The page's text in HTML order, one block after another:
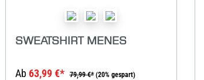
SWEATSHIRT MENES
Ab 63,99 €* 79,99 €* (20% gespart)